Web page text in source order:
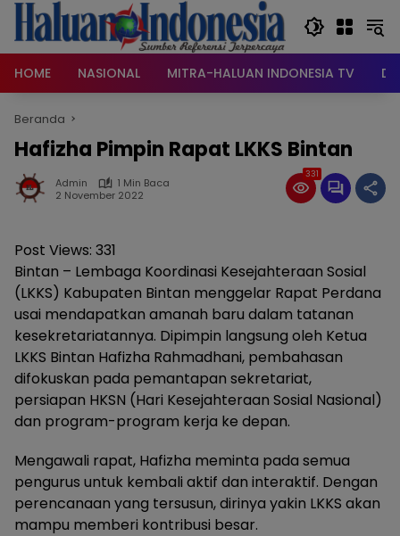
Langsung
konten
HOME
NASIONAL MITRA-HALUAN INDONESIA TV
Beranda
Hafizha Pimpin Rapat LKKS Bintan
Admin
1 Min Baca
2 November 2022
331
Post Views: 331
Bintan – Lembaga Koordinasi Kesejahteraan Sosial
(LKKS) Kabupaten Bintan menggelar Rapat Perdana
usai mendapatkan amanah baru dalam tatanan
kesekretariatannya. Dipimpin langsung oleh Ketua
LKKS Bintan Hafizha Rahmadhani, pembahasan
difokuskan pada pemantapan sekretariat,
persiapan HKSN (Hari Kesejahteraan Sosial Nasional)
dan program-program kerja ke depan.
Mengawali rapat, Hafizha meminta pada semua
pengurus untuk kembali aktif dan interaktif. Dengan
perencanaan yang tersusun, dirinya yakin LKKS akan
mampu memberi kontribusi besar.